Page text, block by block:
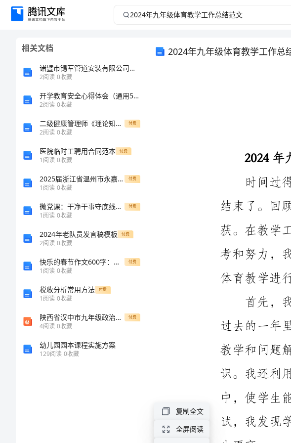
2024
2024
相关文档
诸暨市锡军管道安装有限公司介绍企业发展分析报告
2阅读 0收藏
开学教育安全心得体会（通用5篇）
2阅读 0收藏
二级健康管理师《理论知识》过关练习试卷D卷 付费
2阅读 0收藏
医院临时工聘用合同范本 付费
1阅读 0收藏
2025届浙江省温州市永嘉县翔宇中学高一数学第一学期期末学业水平测试模拟试题含解析 付费
1阅读 0收藏
微党课：干净干事守底线全心全意护健康 付费
1阅读 0收藏
2024年老队员发言稿模板 付费
2阅读 0收藏
快乐的春节作文600字：春联的起源 付费
1阅读 0收藏
税收分析常用方法 付费
1阅读 0收藏
陕西省汉中市九年级政治全册 第二单元 五星红旗我为你骄傲 第4课 全民共同致富 第1框 充满生机和活力的基本经济制度课件 鲁教版 付费
4阅读 0收藏
幼儿园园本课程实施方案
129阅读 0收藏
2024年九年级体育教学工作总
体育教学进行总结。
复制全文
全屏阅读